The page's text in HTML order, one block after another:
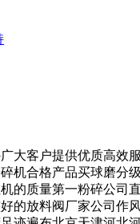
客户提供优质高效
机合格产品买球磨
的质量第一粉碎公
的放料阀厂家公司